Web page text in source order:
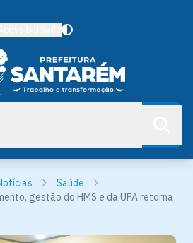
Saúde
gestão do HMS e da UPA retorna